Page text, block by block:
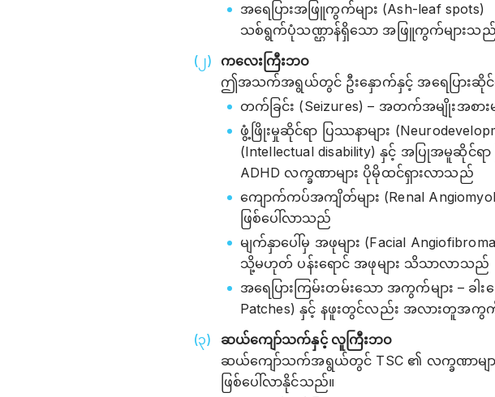
အရေပြားအဖြူကွက်များ (Ash-leaf spots)
သစ်ရွက်ပုံသဏ္ဌာန်ရှိသော အဖြူကွက်များ
ကလေးကြီးဘဝ
ဤအသက်အရွယ်တွင် ဦးနှောက်နှင့် အရေပြားဆိုင်
တက်ခြင်း (Seizures) – အတက်အမျိုးအစား
ဖွံ့ဖြိုးမှုဆိုင်ရာ ပြဿနာများ
(Intellectual disability) နှင့် အပြုအမူဆိုင်ရာ
ADHD လက္ခဏာများ ပိုမိုထင်ရှားလာသည်
ကျောက်ကပ်အကျိတ်များ (Renal
ဖြစ်ပေါ်လာသည်
မျက်နှာပေါ်မှ အဖုများ (Facial
သို့မဟုတ် ပန်းရောင် အဖုများ သိသာလာသည်
အရေပြားကြမ်းတမ်းသော အကွက်များ – ခါ
Patches) နှင့် နဖူးတွင်လည်း အလားတူအကွက်
ဆယ်ကျော်သက်နှင့် လူကြီးဘဝ
ဆယ်ကျော်သက်အရွယ်တွင် TSC ၏ လက္ခဏာမျာ
ဖြစ်ပေါ်လာနိုင်သည်။